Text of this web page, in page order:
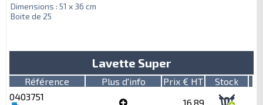
Dimensions : 51 x 36 cm
Boite de 25
Lavette Super
Référence Plus d'info Prix € HT
Stock
0403751
16,89